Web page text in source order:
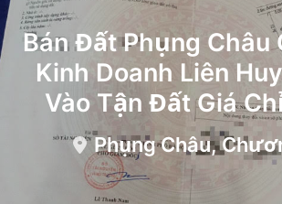
Bán Đất Phụng Châu
Kinh Doanh Liên
Vào Tận Đất Giá
Phụng Châu,